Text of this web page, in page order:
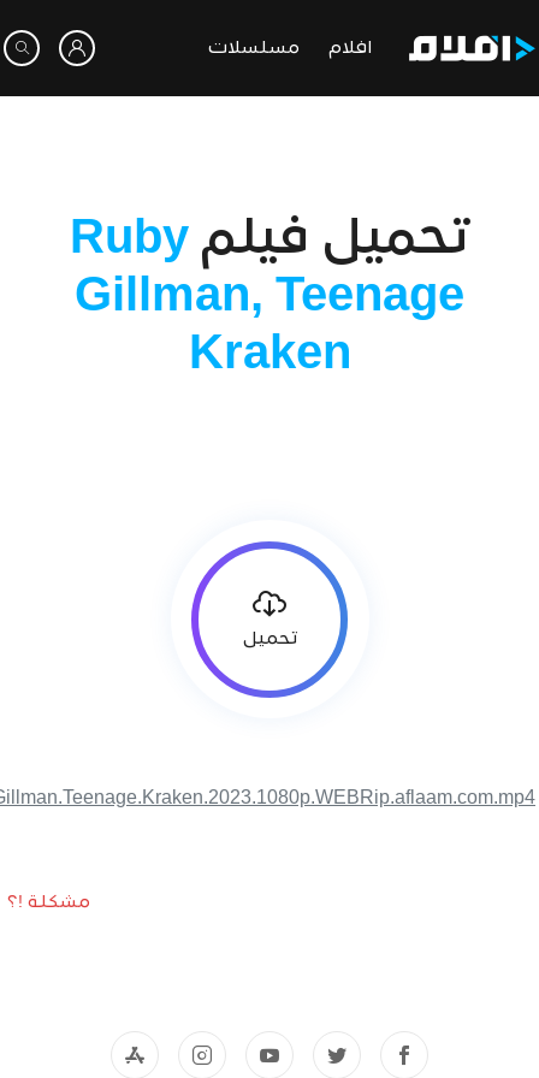
افلام مسلسلات
تحميل فيلم Ruby
Gillman, Teenage
Kraken
تحميل
مشكلة !؟